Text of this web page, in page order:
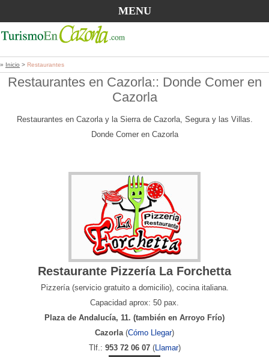
MENU
» Inicio > Restaurantes
Restaurantes en Cazorla:: Donde Comer en
Cazorla
Restaurantes en Cazorla y la Sierra de Cazorla, Segura y las Villas.
Donde Comer en Cazorla
Restaurante Pizzería La Forchetta
Pizzería (servicio gratuito a domicilio), cocina italiana.
Capacidad aprox: 50 pax.
Plaza de Andalucía, 11. (también en Arroyo Frío)
Cazorla(Cómo Llegar)
Tlf.: 953 72 06 07(Llamar)